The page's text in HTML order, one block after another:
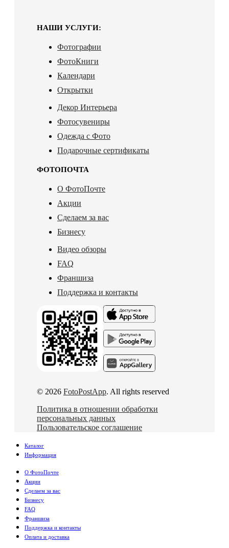
НАШИ УСЛУГИ:
Фотографии
ФотоКниги
Календари
Открытки
Декор Интерьера
Фотосувениры
Одежда с Фото
Подарочные сертификаты
ФОТОПОЧТА
О ФотоПочте
Акции
Сделаем за вас
Бизнесу
Видео обзоры
FAQ
Франшиза
Поддержка и контакты
© 2026 FotoPostApp. All rights reserved
Политика в отношении обработки
персональных данных
Пользовательское соглашение
Каталог
Информация
О ФотоПочте
Акции
Сделаем за вас
Бизнесу
FAQ
Франшиза
Поддержка и контакты
Оплата и доставка